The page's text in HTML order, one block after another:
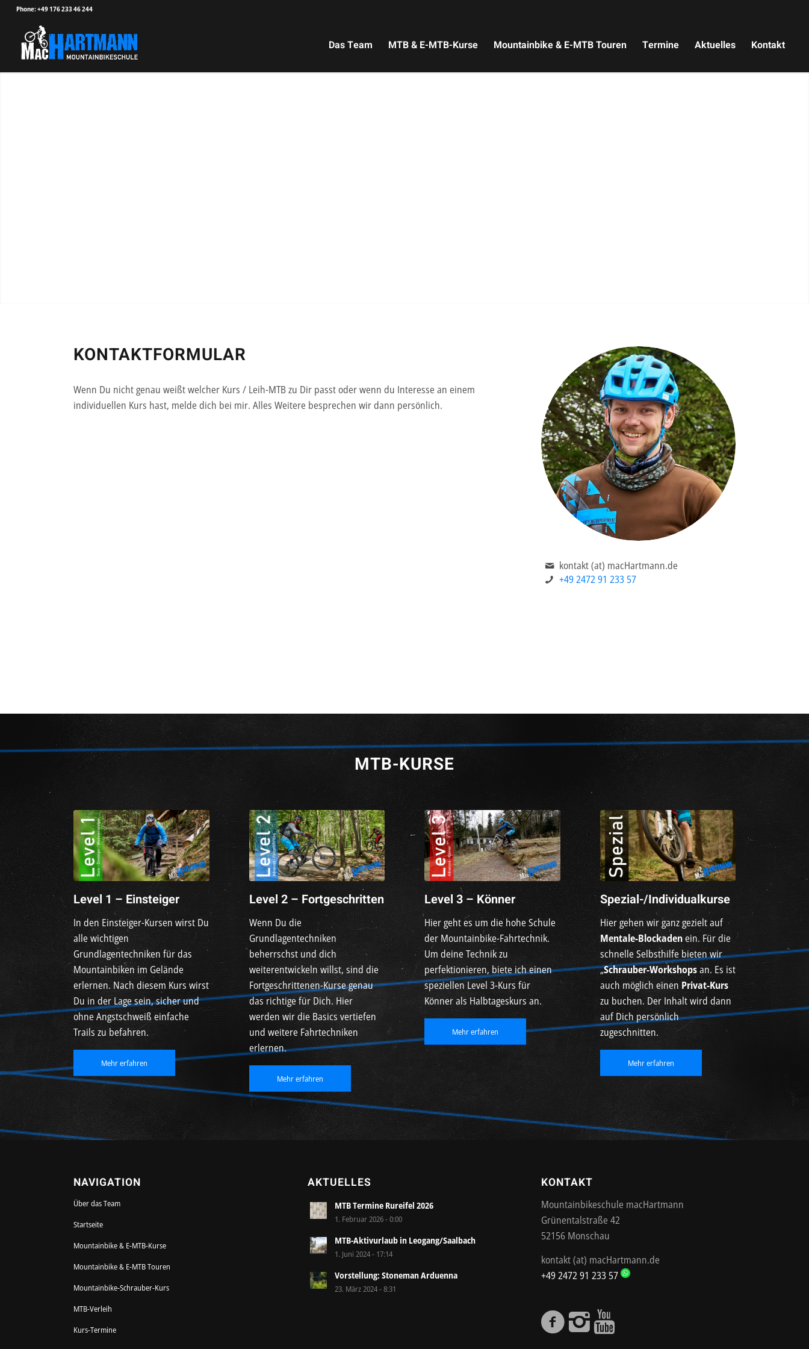
Phone: +49 176 233 46 244
Das Team MTB & E-MTB-Kurse Mountainbike & E-MTB Touren Termine Aktuelles Kontakt
KONTAKTFORMULAR
Wenn Du nicht genau weißt welcher Kurs / Leih-MTB zu Dir passt oder wenn du Interesse an einem
individuellen Kurs hast, melde dich bei mir. Alles Weitere besprechen wir dann persönlich.
kontakt (at) macHartmann.de
+49 2472 91 233 57
MTB-KURSE
Level 1 – Einsteiger
In den Einsteiger-Kursen wirst Du
alle wichtigen
Grundlagentechniken für das
Mountainbiken im Gelände
erlernen. Nach diesem Kurs wirst
Du in der Lage sein, sicher und
ohne Angstschweiß einfache
Trails zu befahren.
Mehr erfahren
Level 2 – Fortgeschritten
Wenn Du die
Grundlagentechniken
beherrschst und dich
weiterentwickeln willst, sind die
Fortgeschrittenen-Kurse genau
das richtige für Dich. Hier
werden wir die Basics vertiefen
und weitere Fahrtechniken
erlernen.
Mehr erfahren
Level 3 – Könner
Hier geht es um die hohe Schule
der Mountainbike-Fahrtechnik.
Um deine Technik zu
perfektionieren, biete ich einen
speziellen Level 3-Kurs für
Könner als Halbtageskurs an.
Mehr erfahren
Spezial-/Individualkurse
Hier gehen wir ganz gezielt auf
Mentale-Blockadenein. Für die
schnelle Selbsthilfe bieten wir
„Schrauber-Workshopsan. Es ist
auch möglich einen Privat-Kurs
zu buchen. Der Inhalt wird dann
auf Dich persönlich
zugeschnitten.
Mehr erfahren
NAVIGATION
Über das Team
Startseite
Mountainbike & E-MTB-Kurse
Mountainbike & E-MTB Touren
Mountainbike-Schrauber-Kurs
MTB-Verleih
Kurs-Termine
AKTUELLES
MTB Termine Rureifel 2026
1. Februar 2026 - 0:00
MTB-Aktivurlaub in Leogang/Saalbach
1. Juni 2024 - 17:14
Vorstellung: Stoneman Arduenna
23. März 2024 - 8:31
KONTAKT
Mountainbikeschule macHartmann
Grünentalstraße 42
52156 Monschau
kontakt (at) macHartmann.de
+49 2472 91 233 57